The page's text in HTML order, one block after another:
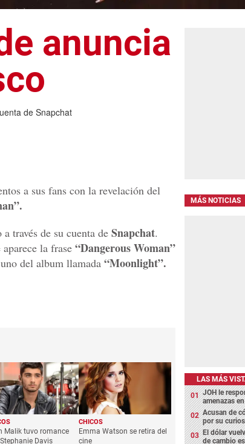
anuncia
de Snapchat
a sus fans con la revelación del
través de su cuenta de Snapchat.
la frase “Dangerous Woman”
del album llamada “Moonlight”.
Malik tuvo romance
Davis
CHICOS
Emma Watson se retira del
cine
MÁS NOTICIAS
LAS MÁS
JOH le
amenazas
Acusan de
por su
El dólar
de cambio